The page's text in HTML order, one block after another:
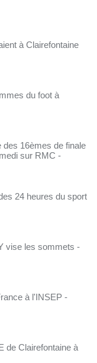
à Clairefontaine
du foot à
des 16èmes de finale
sur RMC -
24 heures du sport
vise les sommets -
à l'INSEP -
de Clairefontaine à